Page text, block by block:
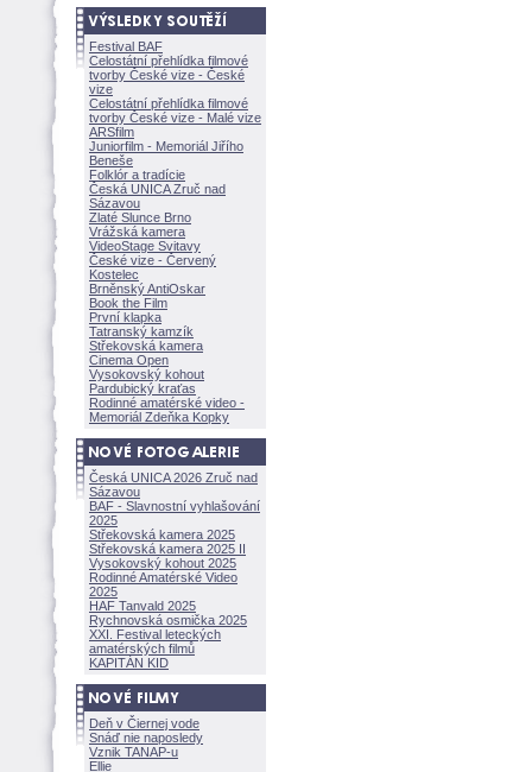
Festival BAF
Celostátní přehlídka filmové
tvorby České vize - České
vize
Celostátní přehlídka filmové
tvorby České vize - Malé vize
ARSfilm
Juniorfilm - Memoriál Jiřího
Beneše
Folklór a tradície
Česká UNICA Zruč nad
Sázavou
Zlaté Slunce Brno
Vrážská kamera
VideoStage Svitavy
České vize - Červený
Kostelec
Brněnský AntiOskar
Book the Film
První klapka
Tatranský kamzík
Střekovská kamera
Cinema Open
Vysokovský kohout
Pardubický kraťas
Rodinné amatérské video -
Memoriál Zdeňka Kopky
Česká UNICA 2026 Zruč nad
Sázavou
BAF - Slavnostní vyhlašování
2025
Střekovská kamera 2025
Střekovská kamera 2025 II
Vysokovský kohout 2025
Rodinné Amatérské Video
2025
HAF Tanvald 2025
Rychnovská osmička 2025
XXI. Festival leteckých
amatérských filmů
KAPITÁN KID
Deň v Čiernej vode
Snáď nie naposledy
Vznik TANAP-u
Ellie